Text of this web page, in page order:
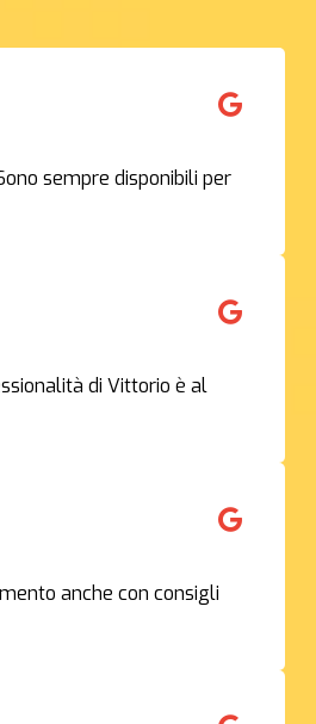
sempre disponibili per
di Vittorio è al
anche con consigli